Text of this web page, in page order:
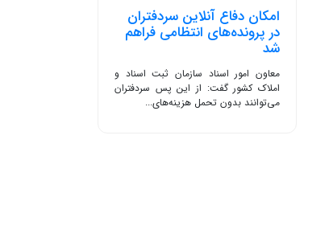
امکان دفاع آنلاین سردفتران
در پرونده‌های انتظامی فراهم
شد
معاون امور اسناد سازمان ثبت اسناد و
املاک کشور گفت: از این پس سردفتران
می‌توانند بدون تحمل هزینه‌های...